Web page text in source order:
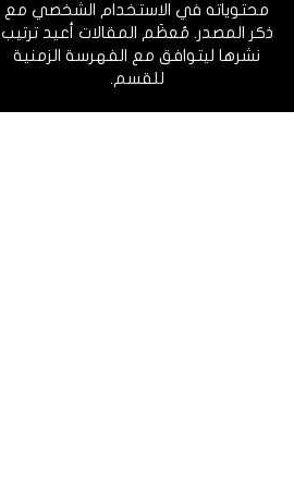
محتوياته في الاستخدام الشخصي مع
ذكر المصدر. مُعظَم المقالات أعيد ترتيب
نشرها ليتوافق مع الفهرسة الزمنية
للقسم.